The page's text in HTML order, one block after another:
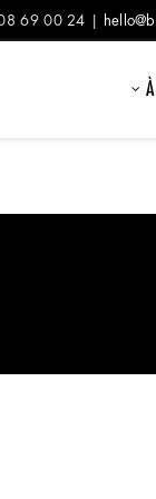
69 00 24 |